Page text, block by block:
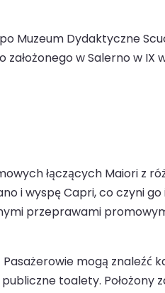
Muzeum Dydaktyczne
w Salerno w IX
łączących Maiori z
i wyspę Capri, co czyni
przeprawami
mogą znaleźć
toalety. Położony